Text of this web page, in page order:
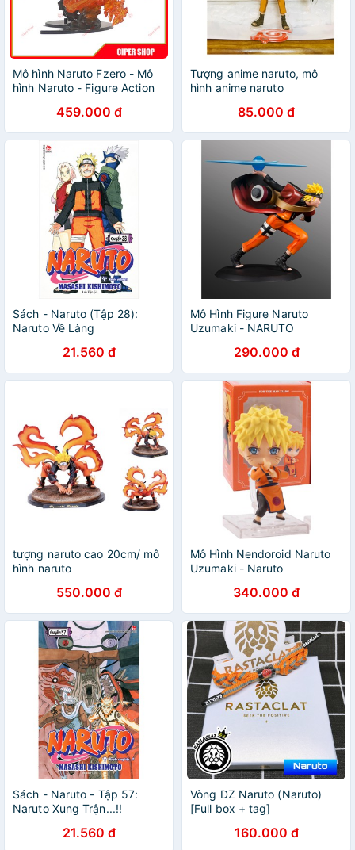
Mô hình Naruto Fzero - Mô
hình Naruto - Figure Action
459.000 đ
Tượng anime naruto, mô
hình anime naruto
85.000 đ
Sách - Naruto (Tập 28):
Naruto Về Làng
21.560 đ
Mô Hình Figure Naruto
Uzumaki - NARUTO
290.000 đ
tượng naruto cao 20cm/ mô
hình naruto
550.000 đ
Mô Hình Nendoroid Naruto
Uzumaki - Naruto
340.000 đ
Sách - Naruto - Tập 57:
Naruto Xung Trận...!!
21.560 đ
Vòng DZ Naruto (Naruto)
[Full box + tag]
160.000 đ